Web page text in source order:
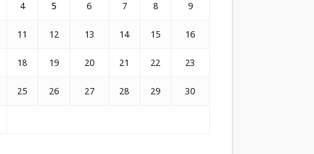
4 5 6 7 8 9
11 12 13 14 15 16
18 19 20 21 22 23
25 26 27 28 29 30